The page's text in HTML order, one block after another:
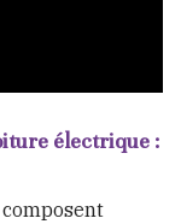
électrique :